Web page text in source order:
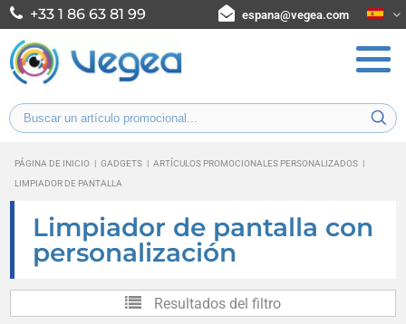
+33 1 86 63 81 99 espana@vegea.com
PÁGINA DE INICIO | GADGETS | ARTÍCULOS PROMOCIONALES PERSONALIZADOS |
LIMPIADOR DE PANTALLA
Limpiador de pantalla con
personalización
Resultados del filtro